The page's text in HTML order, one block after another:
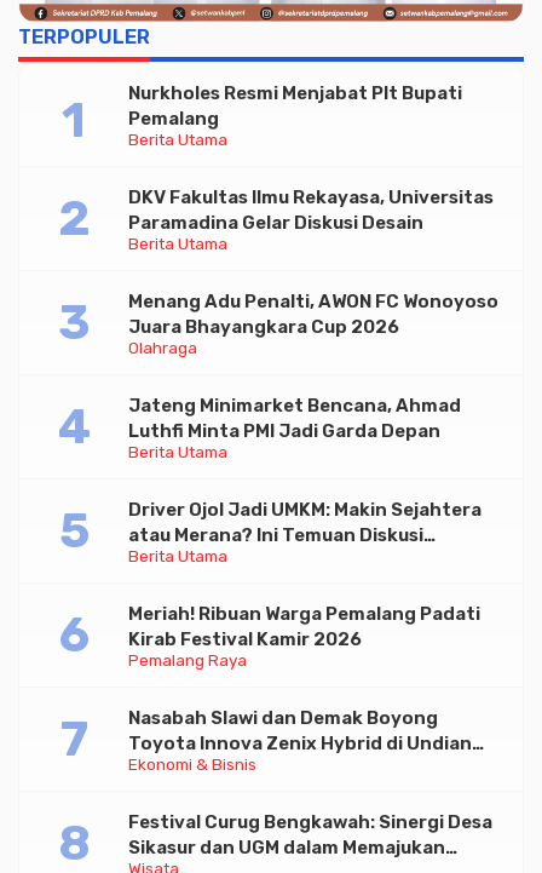
TERPOPULER
Berita Utama
Nurkholes Resmi Menjabat Plt Bupati
Pemalang
Berita Utama
DKV Fakultas Ilmu Rekayasa, Universitas
Paramadina Gelar Diskusi Desain
Olahraga
Menang Adu Penalti, AWON FC Wonoyoso
Juara Bhayangkara Cup 2026
Berita Utama
Jateng Minimarket Bencana, Ahmad
Luthfi Minta PMI Jadi Garda Depan
Berita Utama
Driver Ojol Jadi UMKM: Makin Sejahtera
atau Merana? Ini Temuan Diskusi
Paramadina
Pemalang Raya
Meriah! Ribuan Warga Pemalang Padati
Kirab Festival Kamir 2026
Ekonomi & Bisnis
Nasabah Slawi dan Demak Boyong
Toyota Innova Zenix Hybrid di Undian
Tabungan Bima Bank Jateng
Wisata
Festival Curug Bengkawah: Sinergi Desa
Sikasur dan UGM dalam Memajukan